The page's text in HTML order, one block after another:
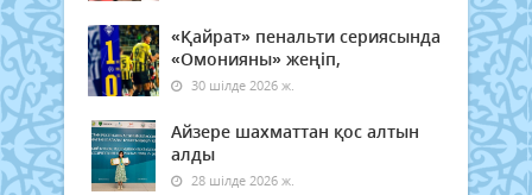
«Қайрат» пенальти сериясында
«Омонияны» жеңіп,
30 шілде 2026 ж.
Айзере шахматтан қос алтын
алды
28 шілде 2026 ж.